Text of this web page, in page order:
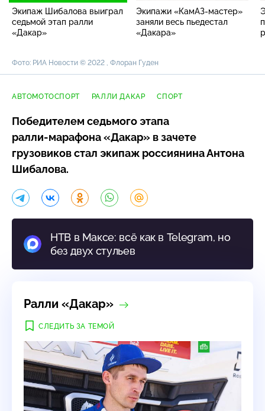
Экипаж Шибалова выиграл
седьмой этап ралли
«Дакар»
Экипажи «КамАЗ-мастер»
заняли весь пьедестал
«Дакара»
Фото: РИА Новости © 2022 , Флоран Гуден
АВТОМОТОСПОРТ РАЛЛИ ДАКАР СПОРТ
Победителем седьмого этапа
ралли-марафона«Дакар» в зачете
грузовиков стал экипаж россиянина Антона
Шибалова.
НТВ в Максе: всё как в Telegram, но
без двух стульев
Ралли «Дакар»
СЛЕДИТЬ ЗА ТЕМОЙ